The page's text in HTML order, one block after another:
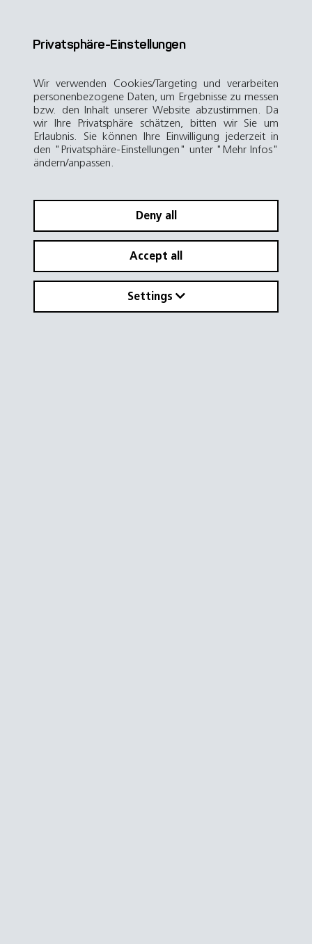
Privatsphäre-Einstellungen
Wir verwenden Cookies/Targeting und verarbeiten
personenbezogene Daten, um Ergebnisse zu messen
bzw. den Inhalt unserer Website abzustimmen. Da
wir Ihre Privatsphäre schätzen, bitten wir Sie um
Erlaubnis. Sie können Ihre Einwilligung jederzeit in
den "Privatsphäre-Einstellungen" unter "Mehr Infos"
ändern/anpassen.
Deny all
Accept all
Settings